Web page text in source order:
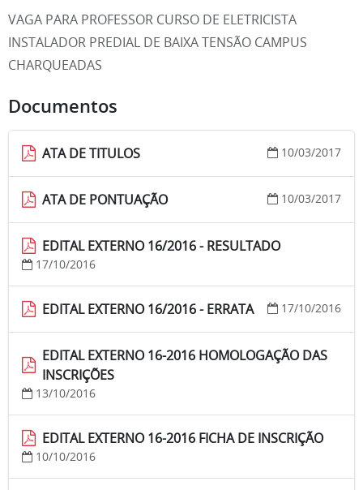
VAGA PARA PROFESSOR CURSO DE ELETRICISTA
INSTALADOR PREDIAL DE BAIXA TENSÃO CAMPUS
CHARQUEADAS
Documentos
ATA DE TITULOS 10/03/2017
ATA DE PONTUAÇÃO 10/03/2017
EDITAL EXTERNO 16/2016 - RESULTADO
17/10/2016
EDITAL EXTERNO 16/2016 - ERRATA 17/10/2016
EDITAL EXTERNO 16-2016 HOMOLOGAÇÃO DAS
INSCRIÇÕES
13/10/2016
EDITAL EXTERNO 16-2016 FICHA DE INSCRIÇÃO
10/10/2016